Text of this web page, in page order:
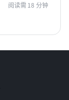
阅读需 18 分钟